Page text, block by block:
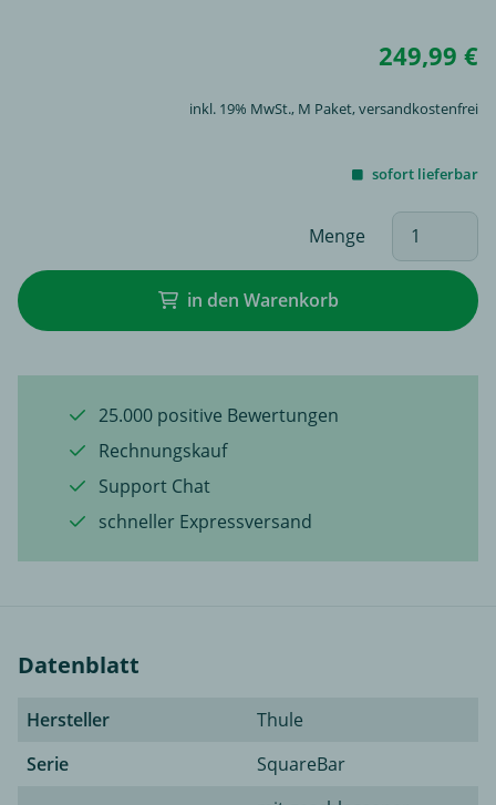
249,99 €
inkl. 19% MwSt., M Paket, versandkostenfrei
sofort lieferbar
Menge
in den Warenkorb
25.000 positive Bewertungen
Rechnungskauf
Support Chat
schneller Expressversand
Datenblatt
Hersteller
Thule
Serie
SquareBar